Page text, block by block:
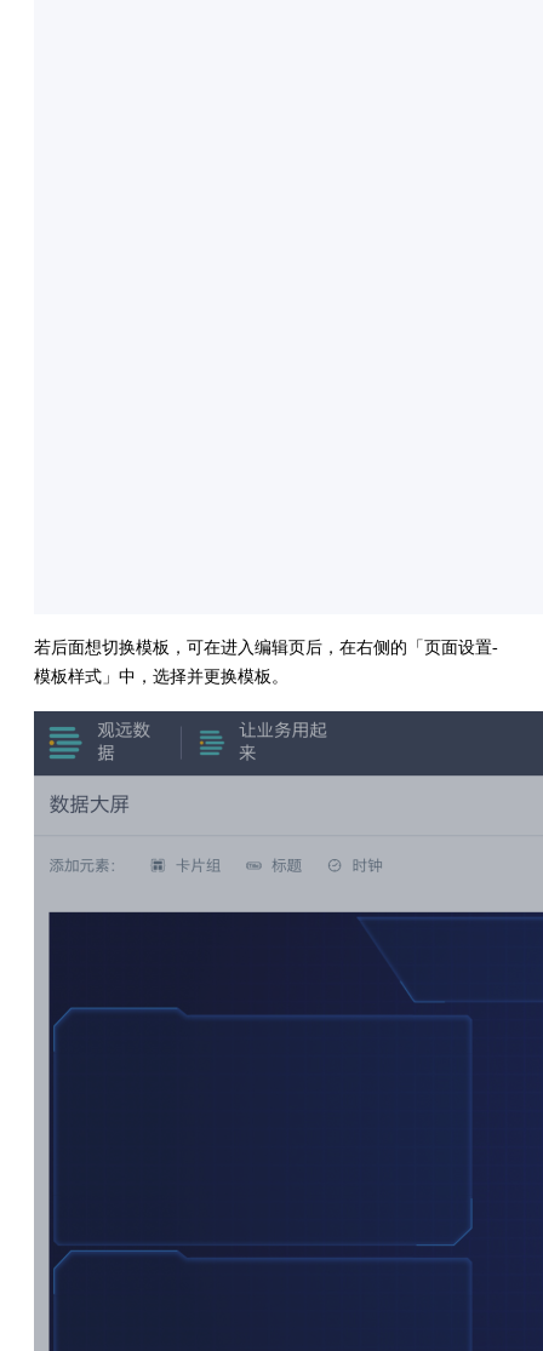
若后面想切换模板，可在进入编辑页后，在右侧的「页面设置-
模板样式」中，选择并更换模板。